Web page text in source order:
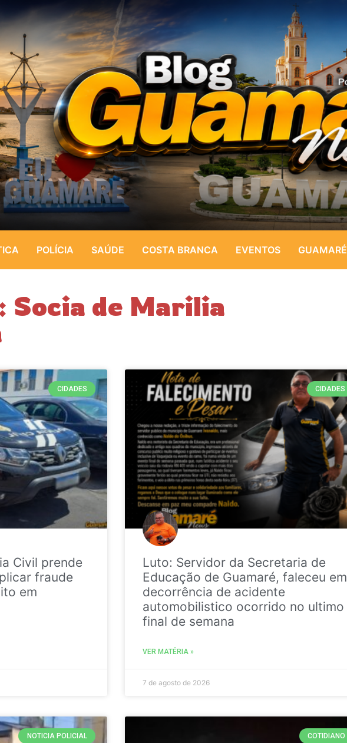
POLÍCIA SAÚDE COSTA BRANCA EVENTOS GUAMARÉ
Socia de Marilia
CIDADES
Civil prende
fraude
em
CIDADES
Luto: Servidor da Secretaria de
Educação de Guamaré, faleceu em
decorrência de acidente
automobilistico ocorrido no ultimo
final de semana
VER MATÉRIA »
7 de agosto de 2026
NOTICIA POLICIAL COTIDIANO